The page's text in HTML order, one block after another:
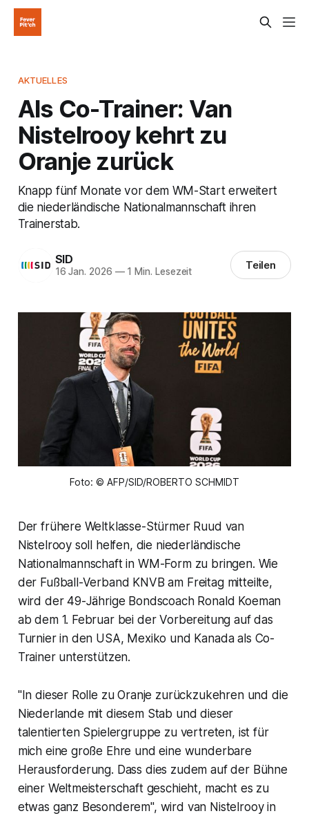
AKTUELLES
Als Co-Trainer: Van
Nistelrooy kehrt zu
Oranje zurück
Knapp fünf Monate vor dem WM-Start erweitert
die niederländische Nationalmannschaft ihren
Trainerstab.
SID
16 Jan. 2026 —1 Min. Lesezeit Teilen
Foto: © AFP/SID/ROBERTO SCHMIDT
Der frühere Weltklasse-Stürmer Ruud van
Nistelrooy soll helfen, die niederländische
Nationalmannschaft in WM-Form zu bringen. Wie
der Fußball-Verband KNVB am Freitag mitteilte,
wird der 49-Jährige Bondscoach Ronald Koeman
ab dem 1. Februar bei der Vorbereitung auf das
Turnier in den USA, Mexiko und Kanada als Co-
Trainer unterstützen.
"In dieser Rolle zu Oranje zurückzukehren und die
Niederlande mit diesem Stab und dieser
talentierten Spielergruppe zu vertreten, ist für
mich eine große Ehre und eine wunderbare
Herausforderung. Dass dies zudem auf der Bühne
einer Weltmeisterschaft geschieht, macht es zu
etwas ganz Besonderem", wird van Nistelrooy in